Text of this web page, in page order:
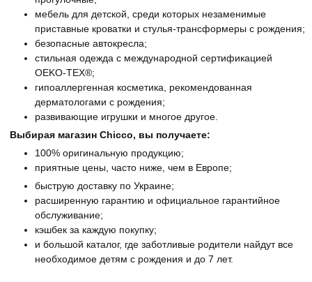
мебель для детской, среди которых незаменимые
приставные кроватки и стулья-трансформеры с рождения;
безопасные автокресла;
стильная одежда с международной сертификацией
OEKO-TEX®;
гипоаллергенная косметика, рекомендованная
дерматологами с рождения;
развивающие игрушки и многое другое.
Выбирая магазин Chicco, вы получаете:
100% оригинальную продукцию;
приятные цены, часто ниже, чем в Европе;
быструю доставку по Украине;
расширенную гарантию и официальное гарантийное
обслуживание;
кэшбек за каждую покупку;
и большой каталог, где заботливые родители найдут все
необходимое детям с рождения и до 7 лет.